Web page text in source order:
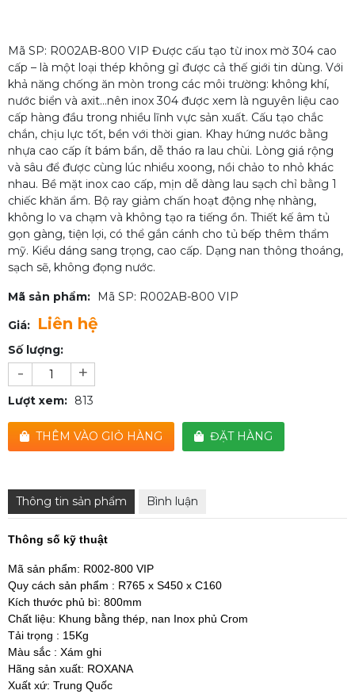
Mã SP: R002AB-800 VIP Được cấu tạo từ inox mờ 304 cao
cấp – là một loại thép không gỉ được cả thế giới tin dùng. Với
khả năng chống ăn mòn trong các môi trường: không khí,
nước biển và axit…nên inox 304 được xem là nguyên liệu cao
cấp hàng đầu trong nhiều lĩnh vực sản xuất. Cấu tạo chắc
chắn, chịu lực tốt, bền với thời gian. Khay hứng nước bằng
nhựa cao cấp ít bám bẩn, dễ tháo ra lau chùi. Lòng giá rộng
và sâu để được cùng lúc nhiều xoong, nồi chảo to nhỏ khác
nhau. Bề mặt inox cao cấp, mịn dễ dàng lau sạch chỉ bằng 1
chiếc khăn ẩm. Bộ ray giảm chấn hoạt động nhẹ nhàng,
không lo va chạm và không tạo ra tiếng ồn. Thiết kế âm tủ
gọn gàng, tiện lợi, có thể gắn cánh cho tủ bếp thêm thẩm
mỹ. Kiểu dáng sang trọng, cao cấp. Dạng nan thông thoáng,
sạch sẽ, không đọng nước.
Mã sản phẩm:
Mã SP: R002AB-800 VIP
Giá:
Liên hệ
Số lượng:
- +
Lượt xem: 813
THÊM VÀO GIỎ HÀNG ĐẶT HÀNG
Thông tin sản phẩm Bình luận
Thông số kỹ thuật
Mã sản phẩm: R002-800 VIP
Quy cách sản phẩm : R765 x S450 x C160
Kích thước phủ bì: 800mm
Chất liệu: Khung bằng thép, nan Inox phủ Crom
Tải trọng : 15Kg
Màu sắc : Xám ghi
Hãng sản xuất: ROXANA
Xuất xứ: Trung Quốc